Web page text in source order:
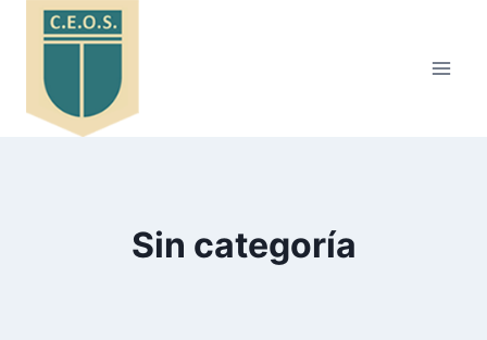
Saltar
Sin categoría